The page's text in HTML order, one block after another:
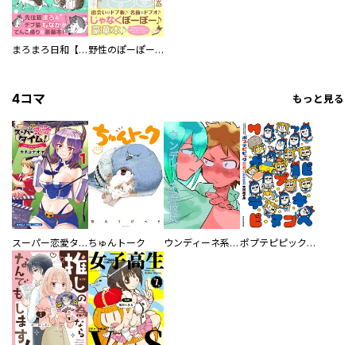
まろまろ日和【豪華版】 野性のぽーぽー【豪華版】
4コマ もっと見る
スーパー恋愛タイム！～現場でドＳな彼女は自宅でデレる～ ちゅんトーク ウンディーネ系彼氏 ポプテピピック SEASON EIGHT